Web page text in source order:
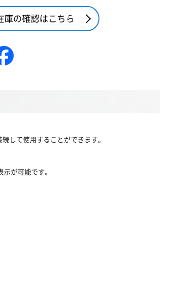
庫の確認はこちら
て使用することができます。
が可能です。